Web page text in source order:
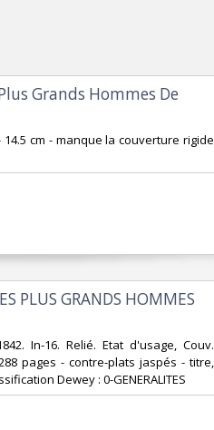
Grands Hommes De
cm - manque la couverture rigide
PLUS GRANDS HOMMES
In-16. Relié. Etat d'usage, Couv.
pages - contre-plats jaspés - titre,
Dewey : 0-GENERALITES‎